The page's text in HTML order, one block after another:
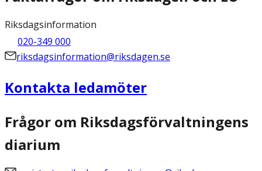
Riksdagsinformation
020-349 000
riksdagsinformation@riksdagen.se
Kontakta ledamöter
Frågor om Riksdagsförvaltningens
diarium